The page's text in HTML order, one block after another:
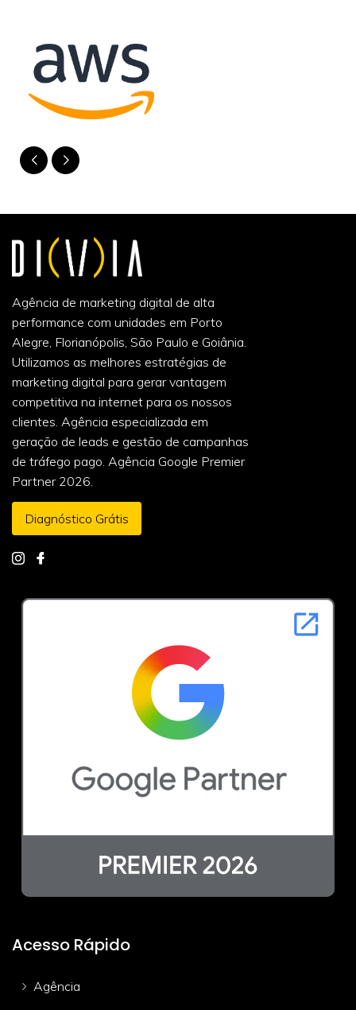
Agência de marketing digital de alta
performance com unidades em Porto
Alegre, Florianópolis, São Paulo e Goiânia.
Utilizamos as melhores estratégias de
marketing digital para gerar vantagem
competitiva na internet para os nossos
clientes. Agência especializada em
geração de leads e gestão de campanhas
de tráfego pago. Agência Google Premier
Partner 2026.
Diagnóstico Grátis
Acesso Rápido
Agência